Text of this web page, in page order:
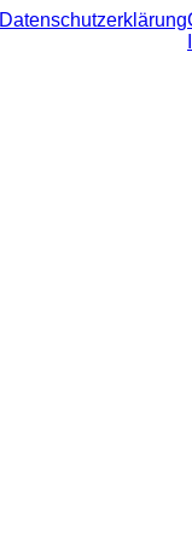
Datenschutzerklärung